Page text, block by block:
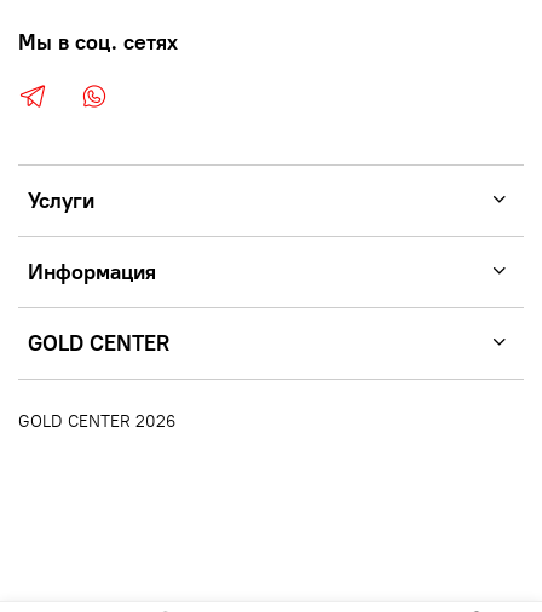
Услуги
Информация
GOLD CENTER
Мы в соц. сетях
GOLD CENTER 2026